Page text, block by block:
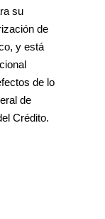
su
de
y está
de lo
de
Crédito.